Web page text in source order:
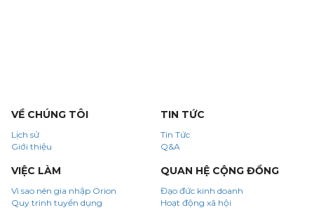
VỀ CHÚNG TÔI
Lịch sử
Giới thiệu
TIN TỨC
Tin Tức
Q&A
VIỆC LÀM
Vì sao nên gia nhập Orion
Quy trình tuyển dụng
QUAN HỆ CỘNG ĐỒNG
Đạo đức kinh doanh
Hoạt động xã hội